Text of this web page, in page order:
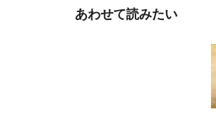
あわせて読みたい